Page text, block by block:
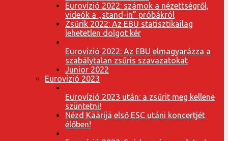
Eurovízió 2022: számok a nézettségről,
videók a „stand-in” próbákról
Zsűrik 2022: Az EBU statisztikailag
lehetetlen dolgot kér
Eurovízió 2022: Az EBU elmagyarázza a
szabálytalan zsűris szavazatokat
Junior 2022
Eurovízió 2023
Eurovízió 2023 után: a zsűrit meg kellene
szüntetni!
Nézd Käärijä első ESC utáni koncertjét
élőben!